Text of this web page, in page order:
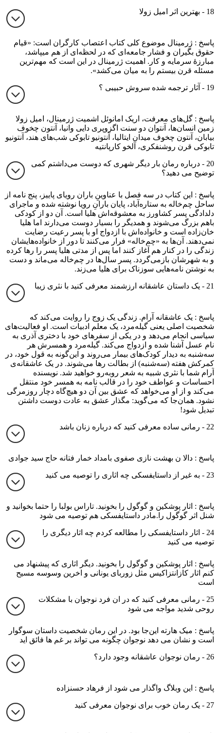
18 - بهترین اثر امیل زولا
پاسخ : ژرمینال موضوع کلی کتاب اعتصاب کارگران است: «قیام
حقوق بگیران و فشار جامعه‌ای که در لحظه‌ای از هم میپاشد،
مبارزهٔ سرمایه و کار. اهمیت ژرمینال در این است که مهم‌ترین
مسئله قرن بیستم را به میان می‌کشد».
19 - آثار ترجمه شده سروش حبیبی ؟
پاسخ : گل‌های معرفت، اریک امانوئل اشمیت ژرمینال، امیل زولا
زمین انسان‌ها، آنتوان دو سنت اگزوپری دایی وانیا، آنتون چخوف
بیابان، آنتون چخوف میدان ایتالیا، آنتونیو تابوکی شب‌های هند، آنتونیو
تابوکی قرن روشنفکری، آلخو کارپانتیه
20 - درباره رمان بار دیگر شهری که دوست می‌داشتم کمی
توضیح می دهید؟
پاسخ : این کتاب در سه فصل با عناوینِ باران رویای پاییز، پنج نامه از
ساحل چم‌خاله به ستاره‌آباد، پایان بارانِ رویا نوشته شده و ماجرای
دلدادگی پسر کشاورز به معشوقه‌اش هلیا است. آن دو از کودکی
باهم بزرگ می‌شوند و همدیگر را بسیار دوست می‌دارند اما هلیا
خان‌زاده است و خانواده‌اش با ازدواج او با پسر رعیت رضایت
نمی‌دهند. آن‌ها به «چم‌خاله» فرار می‌کنند تا دور از خانواده‌هایشان
زندگی را در کنار هم آغاز کنند اما پس از مدتی هلیا پسر را رها کرده
و به شهرشان بازمی‌گردد. پسر سال‌ها در چم‌خاله می‌ماند و دست
به نوشتن نامه‌هایی سوزناک برای هلیا می‌زند.
21 - یک داستان عاشقانه ارزشمند معرفی کنید با نثری زیبا
پاسخ : یک عاشقانه آرام. زندگی یک زوج را روایت می‌کند که
شخصیت اصلی یعنی گیله‌مرد، یک معلم ادبیات است. او فعالیت‌های
سیاسی انجام می‌دهد و در یکی از سفرهای خود با دختری آذری به
نام عسل آشنا شده و ازدواج می‌کند. گیله‌مرد و همسرش هر
سه‌شنبه به دیدار کودک‌های بیمار می‌روند و این‌گونه به قول خود، در
کمرکش هفته (سه‌شنبه) از بطالت رها می‌شوند. در یک عاشقانه‌ی
آرام شما با نثری شبیه به شعر روبه‌رو خواهید شد. نویسنده
احساسات و عواطف خود را در قالب نامه به همسر خود منتقل
می‌کند و از او می‌خواهد که عشق بین آن دو هیچ‌گاه دچار روزمرگی
نشود. همان‌جا که می‌گوید: مگذار عشق به عادت دوست داشتن
تبدیل شود!
22 - رمانی ساده معرفی کنید که درباره زنان باشد
پاسخ : دالا ن بهشت نازی صفوی بامداد خمار فتانه حاج سید جوادی
23 - به غیر از داستایفسکی چه اثاری را توصیه می کنید
پاسخ : اثار پوشکین و گوگول را بخونید. تاراس بولبا را حتما بخوانید و
شنل اثر گوگول را.مادر داستایفسکی هم توصیه می شود
24 - اثار داستایفسکی را مطالعه کردم چه اثار دیگری را
توصیه می کنید
پاسخ : اثار پوشکین و گوگول را بخونید. دیگر اثاری که پیشنهاد می
کنم اثار کازانتزاکیس مثل زوربای یونانی و اخرین وسوسه مسیح
است
25 - رمانی معرفی کنید که در ان فرد نوجوان با مشکلات
روحی شدید مواجه می شود
پاسخ : میک هارته این‌جا بود. در این رمان شخصیت داستان سوگوار
است و نشان می دهد نوجوان چگونه می تواند بر غم ها فائق اید
26 - رمان نوجوان عاشقانه وجود دارد؟
پاسخ : این وبلاگ واگذار می شود از فرهاد حسنزاده
27 - یک رمان خوب برای نوجوان معرفی کنید